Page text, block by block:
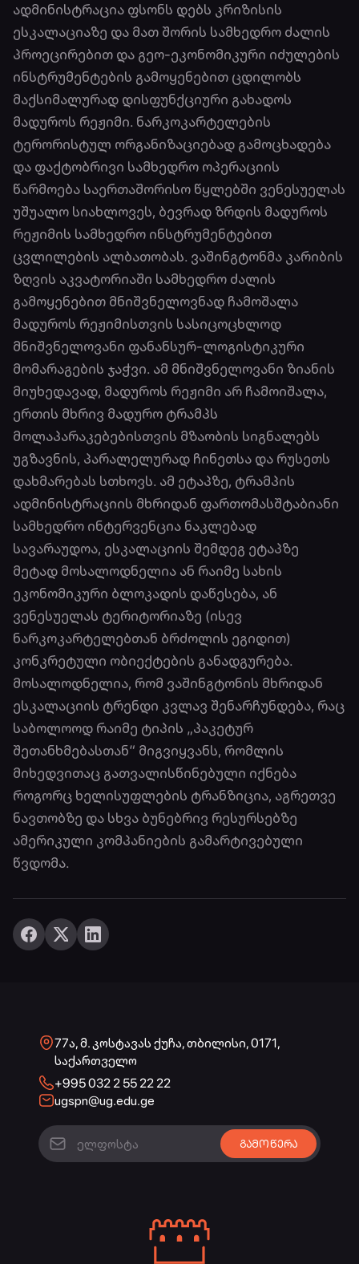
ადმინისტრაცია ფსონს დებს კრიზისის
ესკალაციაზე და მათ შორის სამხედრო ძალის
პროეცირებით და გეო-ეკონომიკური იძულების
ინსტრუმენტების გამოყენებით ცდილობს
მაქსიმალურად დისფუნქციური გახადოს
მადუროს რეჟიმი. ნარკოკარტელების
ტერორისტულ ორგანიზაციებად გამოცხადება
და ფაქტობრივი სამხედრო ოპერაციის
წარმოება საერთაშორისო წყლებში ვენესუელას
უშუალო სიახლოვეს, ბევრად ზრდის მადუროს
რეჟიმის სამხედრო ინსტრუმენტებით
ცვლილების ალბათობას. ვაშინგტონმა კარიბის
ზღვის აკვატორიაში სამხედრო ძალის
გამოყენებით მნიშვნელოვნად ჩამოშალა
მადუროს რეჟიმისთვის სასიცოცხლოდ
მნიშვნელოვანი ფანანსურ-ლოგისტიკური
მომარაგების ჯაჭვი. ამ მნიშვნელოვანი ზიანის
მიუხედავად, მადუროს რეჟიმი არ ჩამოიშალა,
ერთის მხრივ მადურო ტრამპს
მოლაპარაკებებისთვის მზაობის სიგნალებს
უგზავნის, პარალელურად ჩინეთსა და რუსეთს
დახმარებას სთხოვს. ამ ეტაპზე, ტრამპის
ადმინისტრაციის მხრიდან ფართომასშტაბიანი
სამხედრო ინტერვენცია ნაკლებად
სავარაუდოა, ესკალაციის შემდეგ ეტაპზე
მეტად მოსალოდნელია ან რაიმე სახის
ეკონომიკური ბლოკადის დაწესება, ან
ვენესუელას ტერიტორიაზე (ისევ
ნარკოკარტელებთან ბრძოლის ეგიდით)
კონკრეტული ობიექტების განადგურება.
მოსალოდნელია, რომ ვაშინგტონის მხრიდან
ესკალაციის ტრენდი კვლავ შენარჩუნდება, რაც
საბოლოოდ რაიმე ტიპის „პაკეტურ
შეთანხმებასთან“ მიგვიყვანს, რომლის
მიხედვითაც გათვალისწინებული იქნება
როგორც ხელისუფლების ტრანზიცია, აგრეთვე
ნავთობზე და სხვა ბუნებრივ რესურსებზე
ამერიკული კომპანიების გამარტივებული
წვდომა.
77ა, მ. კოსტავას ქუჩა, თბილისი, 0171,
საქართველო
+995 032 2 55 22 22
ugspn@ug.edu.ge